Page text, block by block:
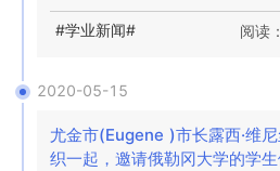
#学业新闻# 阅读
2020-05-15
尤金市(Eugene )市长露西·维
织一起，邀请俄勒冈大学的学